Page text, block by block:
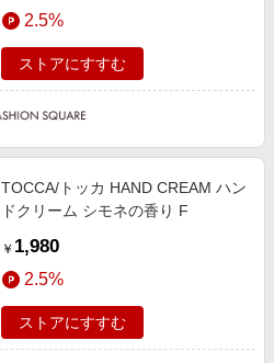
2.5%
ストアにすすむ
TOCCA/トッカ HAND CREAM ハン
ドクリーム シモネの香り F
￥ 1,980
2.5%
ストアにすすむ